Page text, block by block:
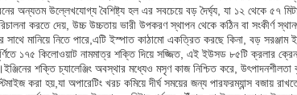
অন্যতম উল্লেখযোগ্য বৈশিষ্ট্য হল এর সবচেয়ে বড় দৈর্ঘ্য, যা ১২ থেকে ৫৭
করতে দেয়, উচ্চ উচ্চতায় ভারী উপকরণ স্থাপন থেকে কঠিন বা সংকীর্ণ
সাথে মানিয়ে নিতে পারে,এটি ইস্পাত কাঠামো একত্রিত করছে কিনা, বড় সরঞ্জাম
১৭৫ কিলোওয়াট নামমাত্র শক্তি দিয়ে সজ্জিত, এই ইউসড ৮৫টি ক্রলার
শক্তি চ্যালেঞ্জিং অবস্থার মধ্যেও মসৃণ কাজ নিশ্চিত করে, উৎপাদনশীলতা
করা হয়,যা অপারেটিং খরচ কমিয়ে দীর্ঘ সময়ের জন্য পারফরম্যান্স বজায়